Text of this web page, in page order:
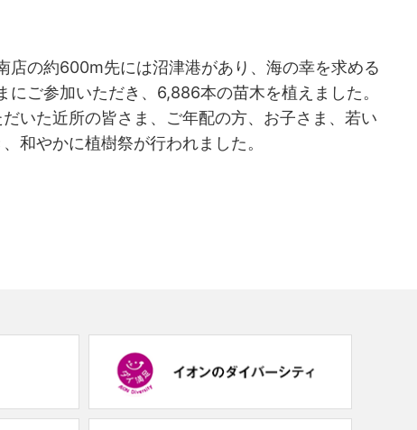
の約600m先には沼津港があり、海の幸を求める
ご参加いただき、6,886本の苗木を植えました。
いた近所の皆さま、ご年配の方、お子さま、若い
和やかに植樹祭が行われました。
window.)
window.)